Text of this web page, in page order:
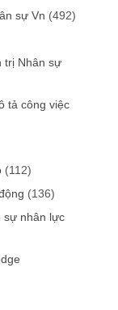
sự Vn (492)
trị Nhân sự
tả công việc
(112)
(136)
sự nhân lực